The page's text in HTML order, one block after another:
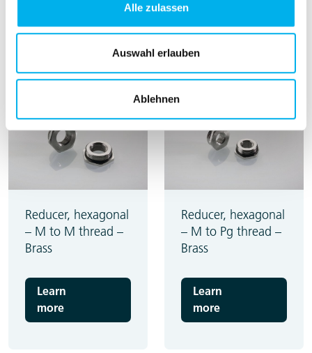
Alle zulassen
Auswahl erlauben
Ablehnen
more
more
Reducer, hexagonal
– M to M thread –
Brass
Learn
more
Reducer, hexagonal
– M to Pg thread –
Brass
Learn
more